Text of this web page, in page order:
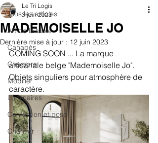
Tous les articles
Art de la table
Canapés
Chambre
Mobilier
Luminaires
Confection et pose
Chantier
MADEMOISELLE JO
Le Tri Logis
3 juin 2023
Dernière mise à jour : 12 juin 2023
COMING SOON ... La marque
artisanale belge "Mademoiselle Jo".
Objets singuliers pour atmosphère de
caractère.